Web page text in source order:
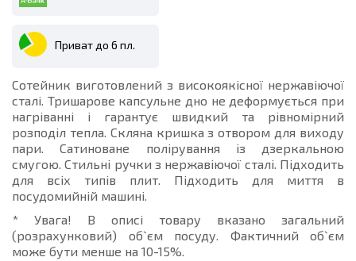
Приват до 6 пл.
Сотейник виготовлений з високоякісної нержавіючої
сталі. Тришарове капсульне дно не деформується при
нагріванні і гарантує швидкий та рівномірний
розподіл тепла. Скляна кришка з отвором для виходу
пари. Сатиноване полірування із дзеркальною
смугою. Стильні ручки з нержавіючої сталі. Підходить
для всіх типів плит. Підходить для миття в
посудомийній машині.
* Увага! В описі товару вказано загальний
(розрахунковий) об`єм посуду. Фактичний об`єм
може бути менше на 10-15%.